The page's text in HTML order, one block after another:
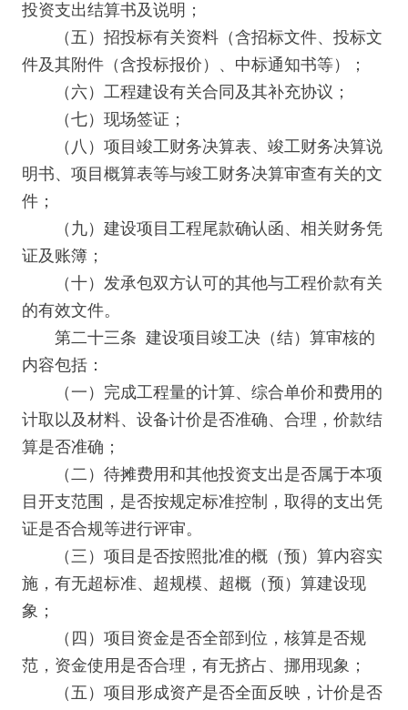
投资支出结算书及说明；
（五）招投标有关资料（含招标文件、投标文
件及其附件（含投标报价）、中标通知书等）；
（六）工程建设有关合同及其补充协议；
（七）现场签证；
（八）项目竣工财务决算表、竣工财务决算说
明书、项目概算表等与竣工财务决算审查有关的文
件；
（九）建设项目工程尾款确认函、相关财务凭
证及账簿；
（十）发承包双方认可的其他与工程价款有关
的有效文件。
第二十三条 建设项目竣工决（结）算审核的
内容包括：
（一）完成工程量的计算、综合单价和费用的
计取以及材料、设备计价是否准确、合理，价款结
算是否准确；
（二）待摊费用和其他投资支出是否属于本项
目开支范围，是否按规定标准控制，取得的支出凭
证是否合规等进行评审。
（三）项目是否按照批准的概（预）算内容实
施，有无超标准、超规模、超概（预）算建设现
象；
（四）项目资金是否全部到位，核算是否规
范，资金使用是否合理，有无挤占、挪用现象；
（五）项目形成资产是否全面反映，计价是否